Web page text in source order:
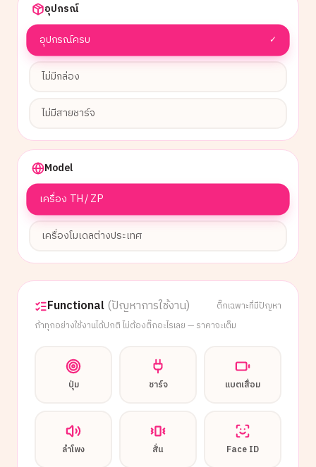
อุปกรณ์
อุปกรณ์ครบ ✓
ไม่มีกล่อง
ไม่มีสายชาร์จ
Model
เครื่อง TH / ZP
เครื่องโมเดลต่างประเทศ
Functional(ปัญหาการใช้งาน)
ติ๊กเฉพาะที่มีปัญหา
ถ้าทุกอย่างใช้งานได้ปกติ ไม่ต้องติ๊กอะไรเลย — ราคาจะเต็ม
ปุ่ม ชาร์จ แบตเสื่อม
ลำโพง สั่น Face ID